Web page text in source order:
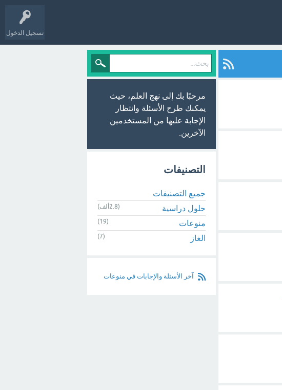
تسجيل الدخول
مرحبًا بك إلى نهج العلم، حيث
يمكنك طرح الأسئلة وانتظار
الإجابة عليها من المستخدمين
الآخرين.
التصنيفات
جميع التصنيفات
حلول دراسية
(2.8ألف)
منوعات (19)
الغاز (7)
آخر الأسئلة والإجابات في منوعات